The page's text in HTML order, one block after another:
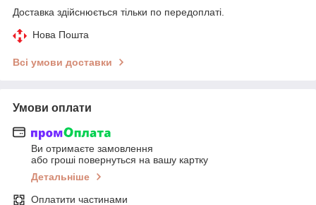
Доставка здійснюється тільки по передоплаті.
Нова Пошта
Всі умови доставки
Умови оплати
Ви отримаєте замовлення
або гроші повернуться на вашу картку
Детальніше
Оплатити частинами